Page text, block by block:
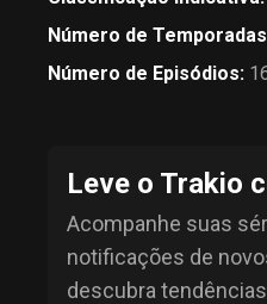
Número de Temporadas
Número de Episódios:
Leve o Trakio
Acompanhe suas
notificações de
descubra